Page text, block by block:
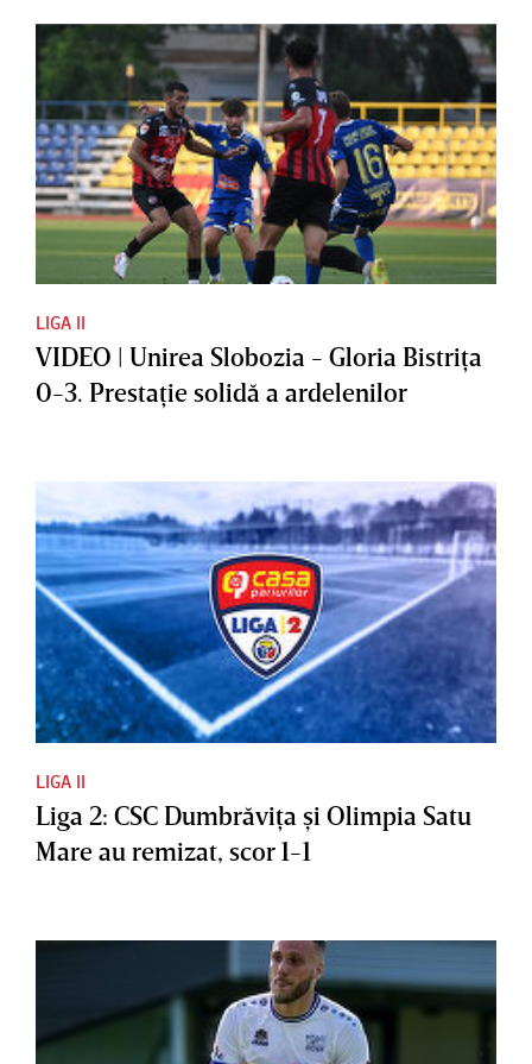
LIGA II
VIDEO | Unirea Slobozia - Gloria Bistriţa
0-3. Prestaţie solidă a ardelenilor
LIGA II
Liga 2: CSC Dumbrăviţa şi Olimpia Satu
Mare au remizat, scor 1-1